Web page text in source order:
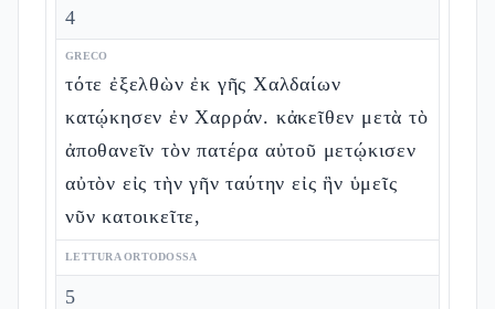
4
GRECO
τότε ἐξελθὼν ἐκ γῆς Χαλδαίων
κατῴκησεν ἐν Χαρράν. κἀκεῖθεν μετὰ τὸ
ἀποθανεῖν τὸν πατέρα αὐτοῦ μετῴκισεν
αὐτὸν εἰς τὴν γῆν ταύτην εἰς ἣν ὑμεῖς
νῦν κατοικεῖτε,
LETTURA ORTODOSSA
5